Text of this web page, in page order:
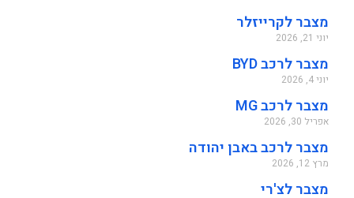
מצבר לקרייזלר
יוני 21, 2026
מצבר לרכב BYD
יוני 4, 2026
מצבר לרכב MG
אפריל 30, 2026
מצבר לרכב באבן יהודה
מרץ 12, 2026
מצבר לצ'רי